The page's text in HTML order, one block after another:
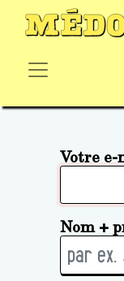
Votre
Nom +